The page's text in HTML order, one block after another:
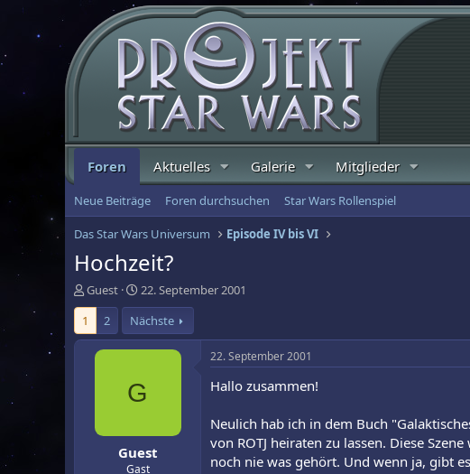
Foren Aktuelles Galerie Mitglieder
Neue Beiträge Foren durchsuchen Star Wars Rollenspiel
Das Star Wars Universum Episode IV bis VI
Hochzeit?
E
r
s
t
Guest
E
r
s
t
e
l
t
m
22. September 2001
1
2 Nächste
G
Guest
Gast
22. September 2001
Hallo zusammen!
Neulich hab ich in dem Buch
von ROTJ heiraten zu lassen. Diese
noch nie was gehört. Und wenn ja, gibt